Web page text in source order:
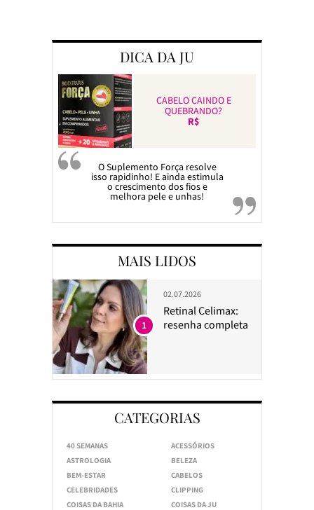
DICA DA JU
CABELO CAINDO E
QUEBRANDO?
R$
O Suplemento Força resolve
isso rapidinho! E ainda estimula
o crescimento dos fios e
melhora pele e unhas!
MAIS LIDOS
02.07.2026
Retinal Celimax:
resenha completa
1
CATEGORIAS
40 SEMANAS
ACESSÓRIOS
ASTROLOGIA
BELEZA
BEM-ESTAR
CABELOS
CELEBRIDADES
CLIPPING
COISAS DA BAHIA
COISAS DA JU